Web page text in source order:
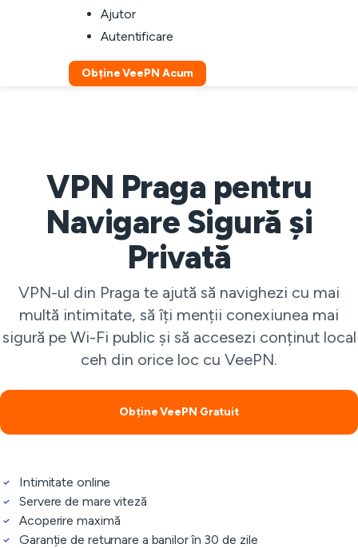
Ajutor
Autentificare
Obține VeePN Acum
VPN Praga pentru
Navigare Sigură și
Privată
VPN-ul din Praga te ajută să navighezi cu mai
multă intimitate, să îți menții conexiunea mai
sigură pe Wi-Fi public și să accesezi conținut local
ceh din orice loc cu VeePN.
Obține VeePN Gratuit
Intimitate online
Servere de mare viteză
Acoperire maximă
Garanție de returnare a banilor în 30 de zile